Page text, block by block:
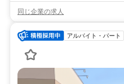
同じ企業の求人
アルバイト・パート